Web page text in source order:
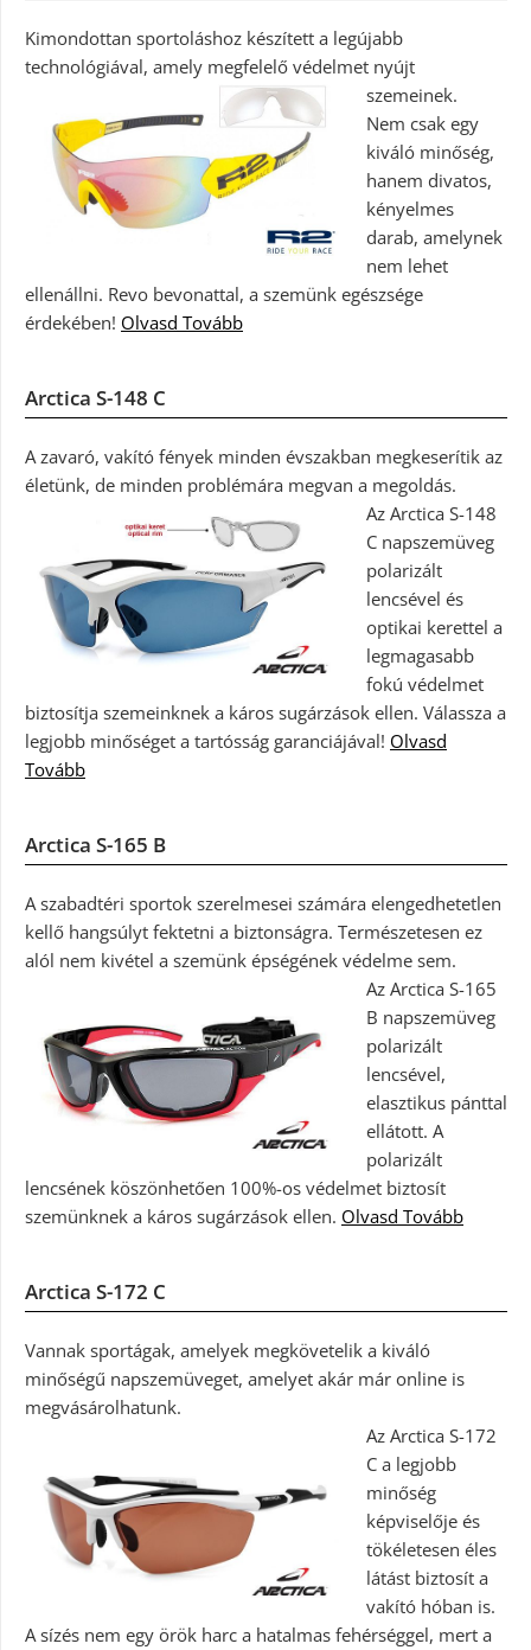
Kimondottan sportoláshoz készített a legújabb
technológiával, amely megfelelő védelmet nyújt
szemeinek.
Nem csak egy
kiváló minőség,
hanem divatos,
kényelmes
darab, amelynek
nem lehet
ellenállni. Revo bevonattal, a szemünk egészsége
érdekében! Olvasd Tovább
Arctica S-148 C
A zavaró, vakító fények minden évszakban megkeserítik az
életünk, de minden problémára megvan a megoldás.
Az Arctica S-148
C napszemüveg
polarizált
lencsével és
optikai kerettel a
legmagasabb
fokú védelmet
biztosítja szemeinknek a káros sugárzások ellen. Válassza a
legjobb minőséget a tartósság garanciájával! Olvasd
Tovább
Arctica S-165 B
A szabadtéri sportok szerelmesei számára elengedhetetlen
kellő hangsúlyt fektetni a biztonságra. Természetesen ez
alól nem kivétel a szemünk épségének védelme sem.
Az Arctica S-165
B napszemüveg
polarizált
lencsével,
elasztikus pánttal
ellátott. A
polarizált
lencsének köszönhetően 100%-os védelmet biztosít
szemünknek a káros sugárzások ellen. Olvasd Tovább
Arctica S-172 C
Vannak sportágak, amelyek megkövetelik a kiváló
minőségű napszemüveget, amelyet akár már online is
megvásárolhatunk.
Az Arctica S-172
C a legjobb
minőség
képviselője és
tökéletesen éles
látást biztosít a
vakító hóban is.
A sízés nem egy örök harc a hatalmas fehérséggel, mert a